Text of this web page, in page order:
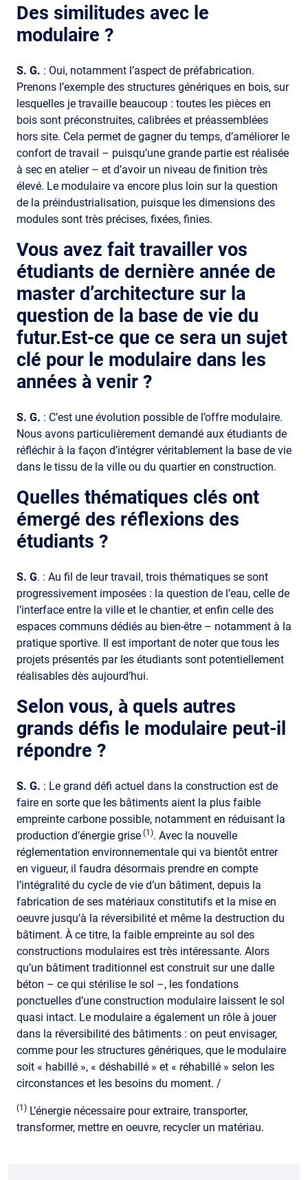
Des similitudes avec le
modulaire ?
S. G. : Oui, notamment l’aspect de préfabrication.
Prenons l’exemple des structures génériques en bois, sur
lesquelles je travaille beaucoup : toutes les pièces en
bois sont préconstruites, calibrées et préassemblées
hors site. Cela permet de gagner du temps, d’améliorer le
confort de travail – puisqu’une grande partie est réalisée
à sec en atelier – et d’avoir un niveau de finition très
élevé. Le modulaire va encore plus loin sur la question
de la préindustrialisation, puisque les dimensions des
modules sont très précises, fixées, finies.
Vous avez fait travailler vos
étudiants de dernière année de
master d’architecture sur la
question de la base de vie du
futur.Est-ce que ce sera un sujet
clé pour le modulaire dans les
années à venir ?
S. G. : C’est une évolution possible de l’offre modulaire.
Nous avons particulièrement demandé aux étudiants de
réfléchir à la façon d’intégrer véritablement la base de vie
dans le tissu de la ville ou du quartier en construction.
Quelles thématiques clés ont
émergé des réflexions des
étudiants ?
S. G. : Au fil de leur travail, trois thématiques se sont
progressivement imposées : la question de l’eau, celle de
l’interface entre la ville et le chantier, et enfin celle des
espaces communs dédiés au bien-être – notamment à la
pratique sportive. Il est important de noter que tous les
projets présentés par les étudiants sont potentiellement
réalisables dès aujourd’hui.
Selon vous, à quels autres
grands défis le modulaire peut-il
répondre ?
S. G. : Le grand défi actuel dans la construction est de
faire en sorte que les bâtiments aient la plus faible
empreinte carbone possible, notamment en réduisant la
production d’énergie grise (1). Avec la nouvelle
réglementation environnementale qui va bientôt entrer
en vigueur, il faudra désormais prendre en compte
l’intégralité du cycle de vie d’un bâtiment, depuis la
fabrication de ses matériaux constitutifs et la mise en
oeuvre jusqu’à la réversibilité et même la destruction du
bâtiment. À ce titre, la faible empreinte au sol des
constructions modulaires est très intéressante. Alors
qu’un bâtiment traditionnel est construit sur une dalle
béton – ce qui stérilise le sol –, les fondations
ponctuelles d’une construction modulaire laissent le sol
quasi intact. Le modulaire a également un rôle à jouer
dans la réversibilité des bâtiments : on peut envisager,
comme pour les structures génériques, que le modulaire
soit « habillé », « déshabillé » et « réhabillé » selon les
circonstances et les besoins du moment. /
(1) L’énergie nécessaire pour extraire, transporter,
transformer, mettre en oeuvre, recycler un matériau.